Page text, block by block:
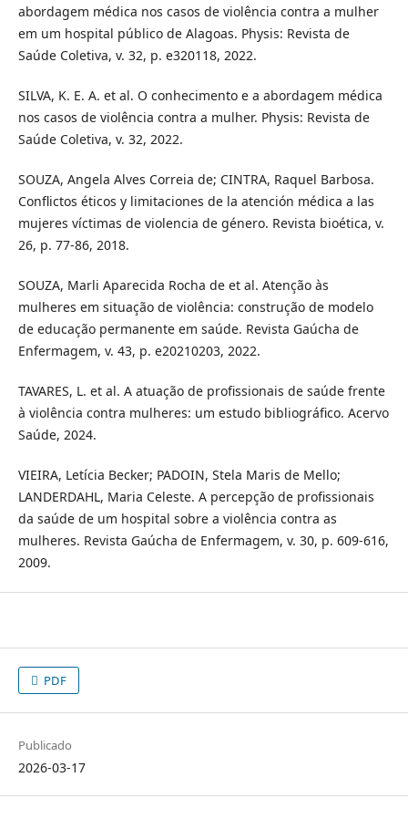
abordagem médica nos casos de violência contra a mulher
em um hospital público de Alagoas. Physis: Revista de
Saúde Coletiva, v. 32, p. e320118, 2022.
SILVA, K. E. A. et al. O conhecimento e a abordagem médica
nos casos de violência contra a mulher. Physis: Revista de
Saúde Coletiva, v. 32, 2022.
SOUZA, Angela Alves Correia de; CINTRA, Raquel Barbosa.
Conflictos éticos y limitaciones de la atención médica a las
mujeres víctimas de violencia de género. Revista bioética, v.
26, p. 77-86, 2018.
SOUZA, Marli Aparecida Rocha de et al. Atenção às
mulheres em situação de violência: construção de modelo
de educação permanente em saúde. Revista Gaúcha de
Enfermagem, v. 43, p. e20210203, 2022.
TAVARES, L. et al. A atuação de profissionais de saúde frente
à violência contra mulheres: um estudo bibliográfico. Acervo
Saúde, 2024.
VIEIRA, Letícia Becker; PADOIN, Stela Maris de Mello;
LANDERDAHL, Maria Celeste. A percepção de profissionais
da saúde de um hospital sobre a violência contra as
mulheres. Revista Gaúcha de Enfermagem, v. 30, p. 609-616,
2009.
PDF
Publicado
2026-03-17